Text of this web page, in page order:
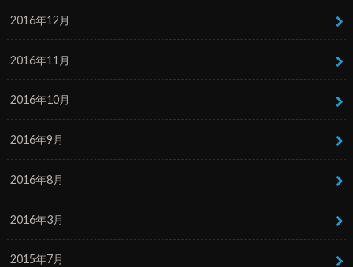
2016年12月
2016年11月
2016年10月
2016年9月
2016年8月
2016年3月
2015年7月